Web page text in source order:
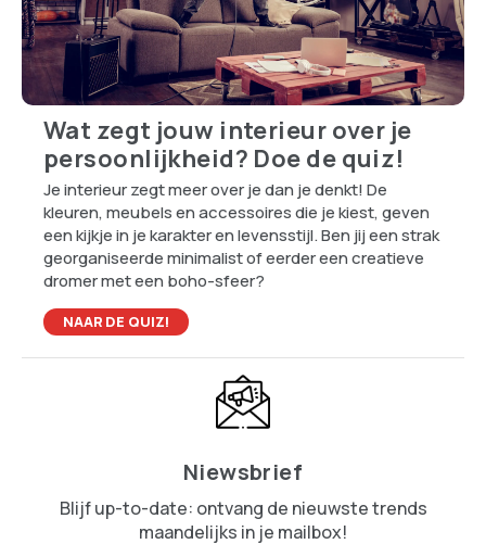
Wat zegt jouw interieur over je
persoonlijkheid? Doe de quiz!
Je interieur zegt meer over je dan je denkt! De
kleuren, meubels en accessoires die je kiest, geven
een kijkje in je karakter en levensstijl. Ben jij een strak
georganiseerde minimalist of eerder een creatieve
dromer met een boho-sfeer?
NAAR DE QUIZ!
Niewsbrief
Blijf up-to-date: ontvang de nieuwste trends
maandelijks in je mailbox!